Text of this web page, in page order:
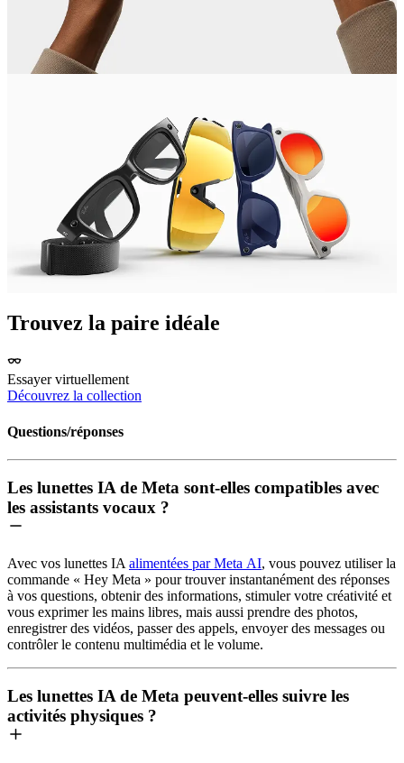
Trouvez la paire idéale
Essayer virtuellement
Découvrez la collection
Questions/réponses
Les lunettes IA de Meta sont-elles compatibles avec
les assistants vocaux ?
Avec vos lunettes IA alimentées par Meta AI, vous pouvez utiliser la
commande « Hey Meta » pour trouver instantanément des réponses
à vos questions, obtenir des informations, stimuler votre créativité et
vous exprimer les mains libres, mais aussi prendre des photos,
enregistrer des vidéos, passer des appels, envoyer des messages ou
contrôler le contenu multimédia et le volume.
Les lunettes IA de Meta peuvent-elles suivre les
activités physiques ?